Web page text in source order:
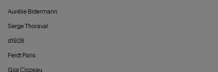
Aurélie Bidermann
Serge Thoraval
d1928
Feidt Paris
Gigi Clozeau